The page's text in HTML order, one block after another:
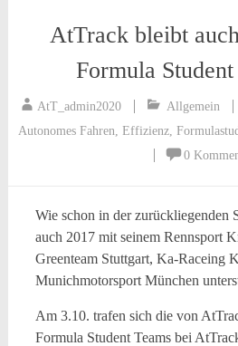
AtTrack bleibt
Formula
AtT_admin2020 Allgemein
Autonomes Fahren,Effizienz,
0
Wie schon in der zurückliegenden
auch 2017 mit seinem Rennsport
Greenteam Stuttgart, Ka-Raceing
Munichmotorsport München
Am 3.10. trafen sich die von
Formula Student Teams bei